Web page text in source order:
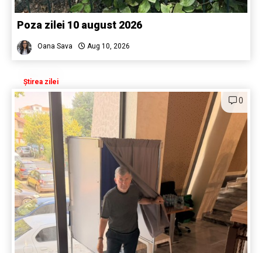
Poza zilei 10 august 2026
Oana Sava Aug 10, 2026
Știrea zilei
0